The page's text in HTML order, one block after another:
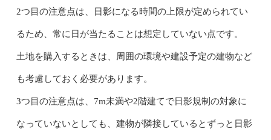
2つ目の注意点は、日影になる時間の上限が定められてい
るため、常に日が当たることは想定していない点です。
土地を購入するときは、周囲の環境や建設予定の建物など
も考慮しておく必要があります。
3つ目の注意点は、7m未満や2階建てで日影規制の対象に
なっていないとしても、建物が隣接しているとずっと日影